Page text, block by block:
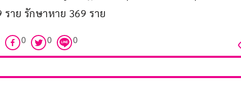
ราย รักษาหาย 369 ราย
0 0 0